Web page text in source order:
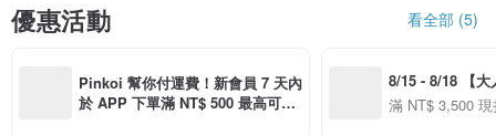
優惠活動 看全部 (5)
Pinkoi 幫你付運費！新會員 7 天內
於 APP 下單滿 NT$ 500 最高可折
8/15 - 8/18 【大
季】滿
滿 NT$ 3,500